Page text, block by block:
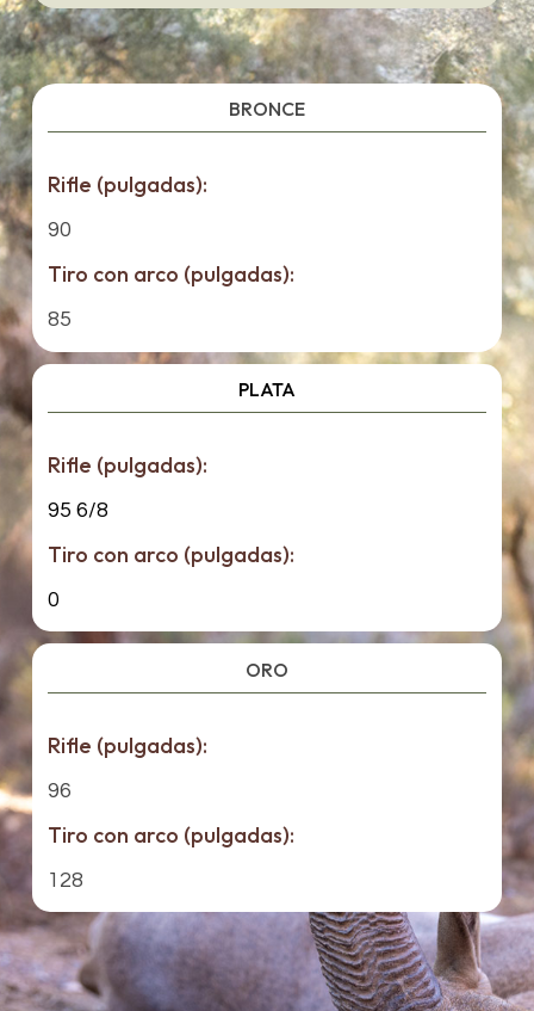
BRONCE
Rifle (pulgadas):
90
Tiro con arco (pulgadas):
85
PLATA
Rifle (pulgadas):
95 6/8
Tiro con arco (pulgadas):
0
ORO
Rifle (pulgadas):
96
Tiro con arco (pulgadas):
128